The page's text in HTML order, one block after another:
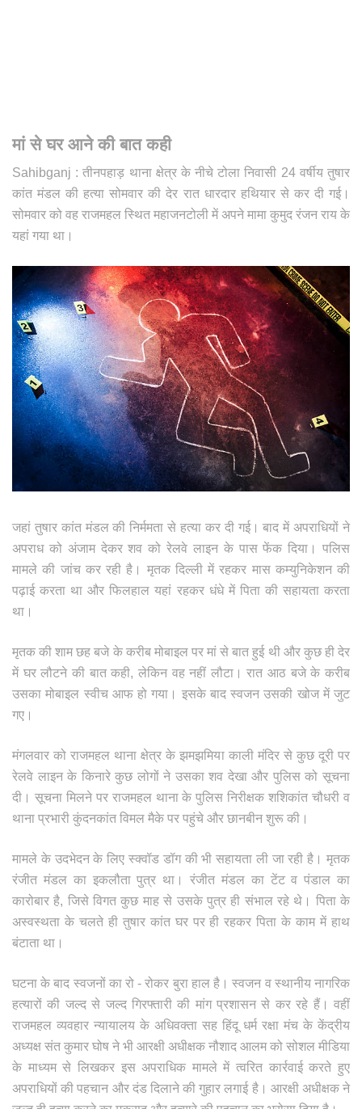
मां से घर आने की बात कही
Sahibganj : तीनपहाड़ थाना क्षेत्र के नीचे टोला निवासी 24 वर्षीय तुषार
कांत मंडल की हत्या सोमवार की देर रात धारदार हथियार से कर दी गई।
सोमवार को वह राजमहल स्थित महाजनटोली में अपने मामा कुमुद रंजन राय के
यहां गया था।
जहां तुषार कांत मंडल की निर्ममता से हत्या कर दी गई। बाद में अपराधियों ने
अपराध को अंजाम देकर शव को रेलवे लाइन के पास फेंक दिया। पलिस
मामले की जांच कर रही है। मृतक दिल्ली में रहकर मास कम्युनिकेशन की
पढ़ाई करता था और फिलहाल यहां रहकर धंधे में पिता की सहायता करता
था।
मृतक की शाम छह बजे के करीब मोबाइल पर मां से बात हुई थी और कुछ ही देर
में घर लौटने की बात कही, लेकिन वह नहीं लौटा। रात आठ बजे के करीब
उसका मोबाइल स्वीच आफ हो गया। इसके बाद स्वजन उसकी खोज में जुट
गए।
मंगलवार को राजमहल थाना क्षेत्र के झमझमिया काली मंदिर से कुछ दूरी पर
रेलवे लाइन के किनारे कुछ लोगों ने उसका शव देखा और पुलिस को सूचना
दी। सूचना मिलने पर राजमहल थाना के पुलिस निरीक्षक शशिकांत चौधरी व
थाना प्रभारी कुंदनकांत विमल मैके पर पहुंचे और छानबीन शुरू की।
मामले के उदभेदन के लिए स्क्वॉड डॉग की भी सहायता ली जा रही है। मृतक
रंजीत मंडल का इकलौता पुत्र था। रंजीत मंडल का टेंट व पंडाल का
कारोबार है, जिसे विगत कुछ माह से उसके पुत्र ही संभाल रहे थे। पिता के
अस्वस्थता के चलते ही तुषार कांत घर पर ही रहकर पिता के काम में हाथ
बंटाता था।
घटना के बाद स्वजनों का रो - रोकर बुरा हाल है। स्वजन व स्थानीय नागरिक
हत्यारों की जल्द से जल्द गिरफ्तारी की मांग प्रशासन से कर रहे हैं। वहीं
राजमहल व्यवहार न्यायालय के अधिवक्ता सह हिंदू धर्म रक्षा मंच के केंद्रीय
अध्यक्ष संत कुमार घोष ने भी आरक्षी अधीक्षक नौशाद आलम को सोशल मीडिया
के माध्यम से लिखकर इस अपराधिक मामले में त्वरित कार्रवाई करते हुए
अपराधियों की पहचान और दंड दिलाने की गुहार लगाई है। आरक्षी अधीक्षक ने